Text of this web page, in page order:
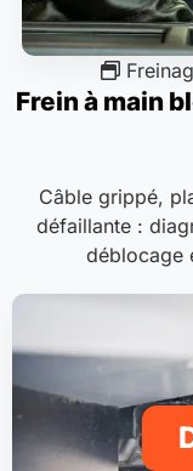
Frein à main
Câble grippé,
défaillante :
déblocage